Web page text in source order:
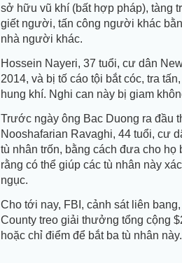
sở hữu vũ khí (bất hợp pháp), tàng
giết người, tấn công người khác
nhà người khác.
Hossein Nayeri, 37 tuổi, cư dân
2014, và bị tố cáo tội bắt cóc, tra
hung khí. Nghi can này bị giam
Trước ngày ông Bac Duong ra đầu
Nooshafarian Ravaghi, 44 tuổi, cư
tù nhân trốn, bằng cách đưa cho họ
rằng có thể giúp các tù nhân này
ngục.
Cho tới nay, FBI, cảnh sát liên
County treo giải thưởng tổng cộng
hoặc chỉ điểm để bắt ba tù nhân này.